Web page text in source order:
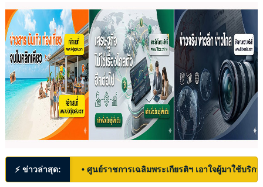
⚡ ข่าวล่าสุด: • ศูนย์ราชการเฉลิมพระเกียรติฯ เอาใจผู้มาใช้บริก